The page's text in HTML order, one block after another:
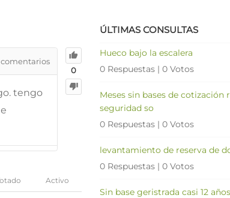
0
comentarios
tengo
Activo
ÚLTIMAS CONSULTAS
Hueco bajo la escalera
0 Respuestas | 0 Votos
Meses sin bases de cotización
seguridad so
0 Respuestas | 0 Votos
levantamiento de reserva de
0 Respuestas | 0 Votos
Sin base geristrada casi 12